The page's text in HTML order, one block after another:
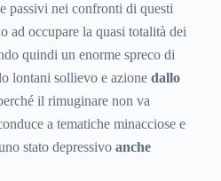
passivi nei confronti di questi
ad occupare la quasi totalità dei
quindi un enorme spreco di
lontani sollievo e azione dallo
il rimuginare non va
a tematiche minacciose e
stato depressivo anche